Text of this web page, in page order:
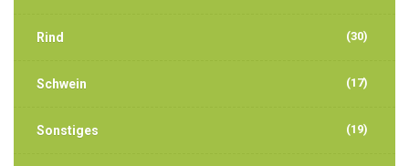
Rind (30)
Schwein (17)
Sonstiges (19)